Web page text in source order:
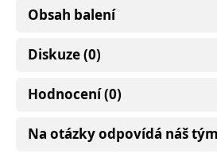
Obsah balení
Diskuze (0)
Hodnocení (0)
Na otázky odpovídá náš